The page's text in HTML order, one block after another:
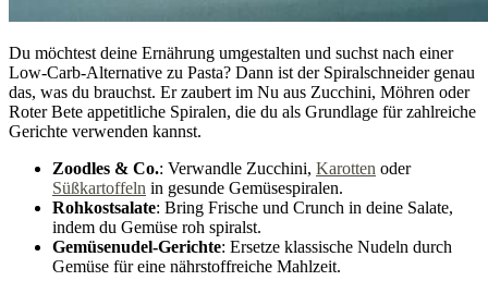
Du möchtest deine Ernährung umgestalten und suchst nach einer
Low-Carb-Alternative zu Pasta? Dann ist der Spiralschneider genau
das, was du brauchst. Er zaubert im Nu aus Zucchini, Möhren oder
Roter Bete appetitliche Spiralen, die du als Grundlage für zahlreiche
Gerichte verwenden kannst.
Zoodles & Co.: Verwandle Zucchini, Karotten oder
Süßkartoffeln in gesunde Gemüsespiralen.
Rohkostsalate: Bring Frische und Crunch in deine Salate,
indem du Gemüse roh spiralst.
Gemüsenudel-Gerichte: Ersetze klassische Nudeln durch
Gemüse für eine nährstoffreiche Mahlzeit.